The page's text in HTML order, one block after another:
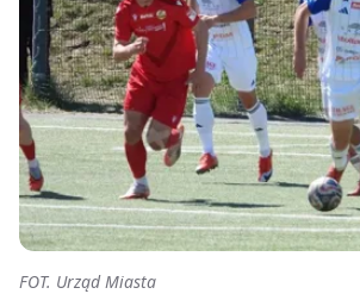
FOT. Urząd Miasta